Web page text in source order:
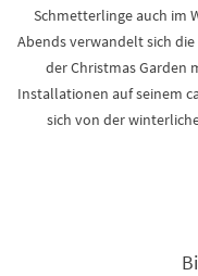
Schmetterlinge auch im
Abends verwandelt sich
der Christmas Garden
Installationen auf seinem
sich von der